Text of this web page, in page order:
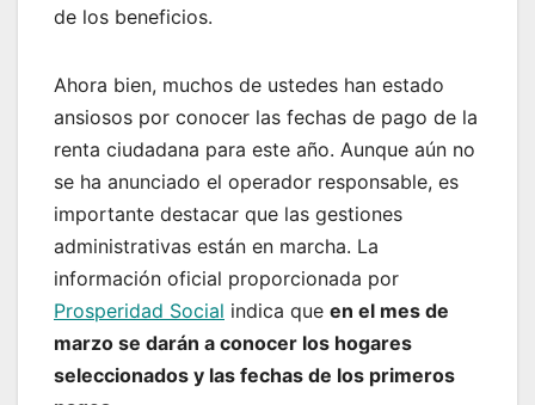
de los beneficios.
Ahora bien, muchos de ustedes han estado
ansiosos por conocer las fechas de pago de la
renta ciudadana para este año. Aunque aún no
se ha anunciado el operador responsable, es
importante destacar que las gestiones
administrativas están en marcha. La
información oficial proporcionada por
Prosperidad Social indica que en el mes de
marzo se darán a conocer los hogares
seleccionados y las fechas de los primeros